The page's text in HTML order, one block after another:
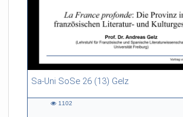
Sa-Uni SoSe 26 (13) Gelz
55:13 duration
1102